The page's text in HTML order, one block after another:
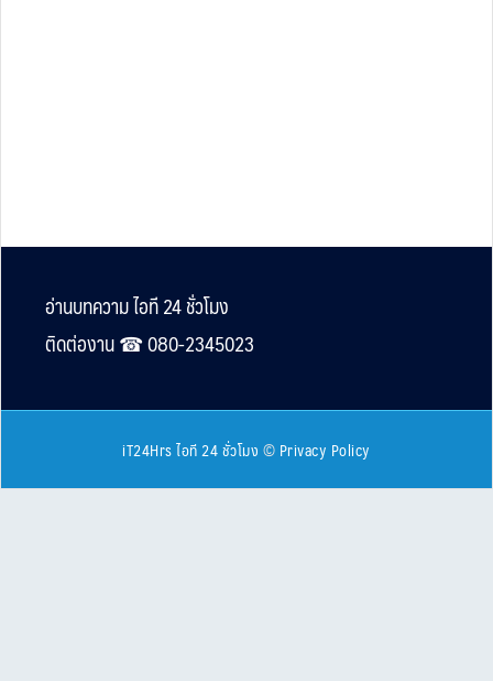
Footer
อ่านบทความ ไอที 24 ชั่วโมง
ติดต่องาน ☎︎ 080-2345023
iT24Hrs ไอที 24 ชั่วโมง © Privacy Policy